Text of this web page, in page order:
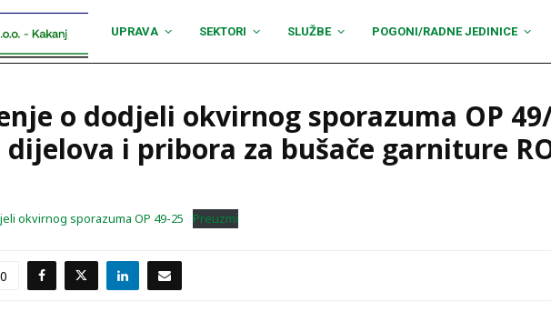
UPRAVA SEKTORI SLUŽBE POGONI/RADNE JEDINICE
o dodjeli okvirnog sporazuma OP
i pribora za bušače garniture
okvirnog sporazuma OP 49-25 Preuzmi
0